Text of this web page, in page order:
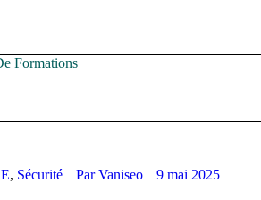
Formations
, Sécurité ParVaniseo 9 mai 2025